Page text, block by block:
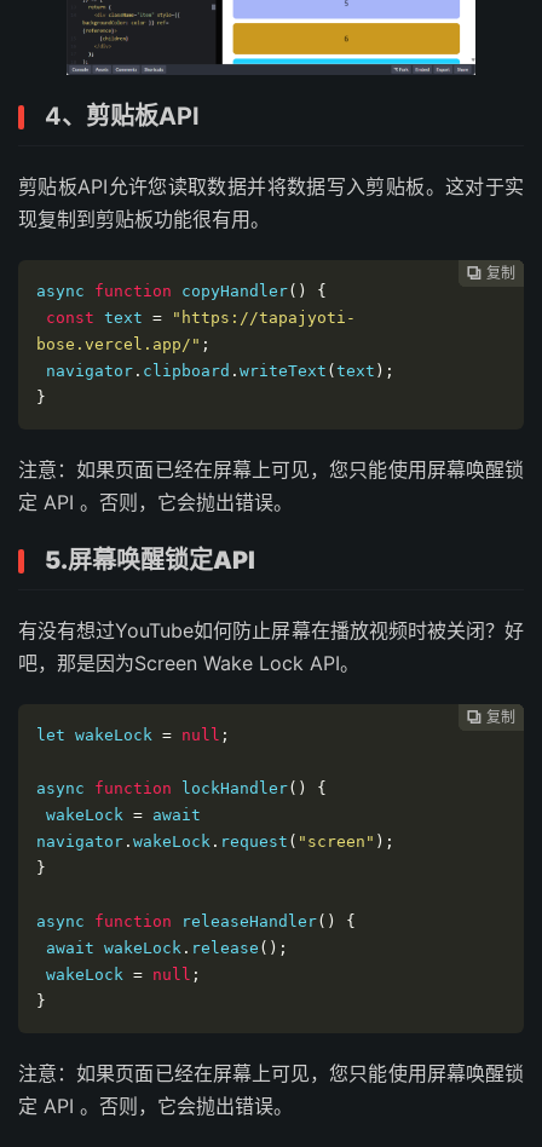
4、剪贴板API
剪贴板API允许您读取数据并将数据写入剪贴板。这对于实
现复制到剪贴板功能很有用。
 复制
 复制
 复制
 复制
 复制
 复制
async function copyHandler()
{
const text =
"https://tapajyoti-
bose.vercel.app/" ;
navigator . clipboard . writeText ( text );
}
注意：如果页面已经在屏幕上可见，您只能使用屏幕唤醒锁
定 API 。否则，它会抛出错误。
5.屏幕唤醒锁定API
有没有想过YouTube如何防止屏幕在播放视频时被关闭？好
吧，那是因为Screen Wake Lock API。
 复制
 复制
 复制
 复制
 复制
let wakeLock = null ;
async function lockHandler()
{
wakeLock = await
navigator . wakeLock . request ( "screen" );
}
async function releaseHandler()
{
await wakeLock . release ();
wakeLock = null ;
}
注意：如果页面已经在屏幕上可见，您只能使用屏幕唤醒锁
定 API 。否则，它会抛出错误。